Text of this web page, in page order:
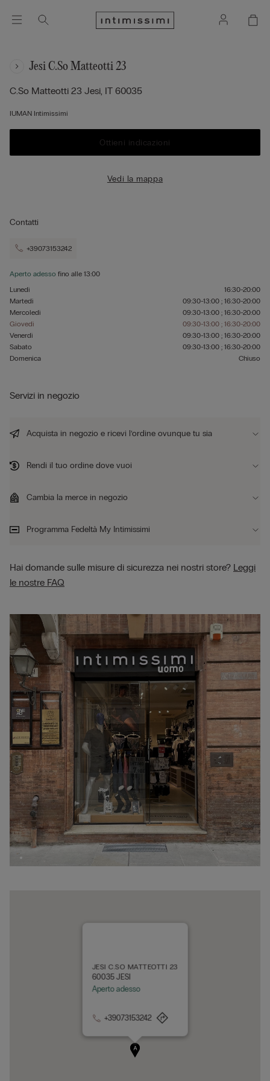
Jesi C.so Matteotti 23
C.so Matteotti 23 Jesi, IT 60035
IUMAN Intimissimi
Ottieni indicazioni
Vedi la mappa
Contatti
+39073153242
Aperto adesso fino alle 13:00
Lunedì
16:30-20:00
Martedì
09:30-13:00 ; 16:30-20:00
Mercoledì
09:30-13:00 ; 16:30-20:00
Giovedì
09:30-13:00 ; 16:30-20:00
Venerdì
09:30-13:00 ; 16:30-20:00
Sabato
09:30-13:00 ; 16:30-20:00
Domenica
Chiuso
A
JESI C.SO MATTEOTTI 23
60035 JESI
Aperto adesso
+39073153242
Servizi in negozio
Acquista in negozio e ricevi l’ordine ovunque tu sia
Rendi il tuo ordine dove vuoi
Cambia la merce in negozio
Programma Fedeltà My Intimissimi
Hai domande sulle misure di sicurezza nei nostri store? Leggi
le nostre FAQ